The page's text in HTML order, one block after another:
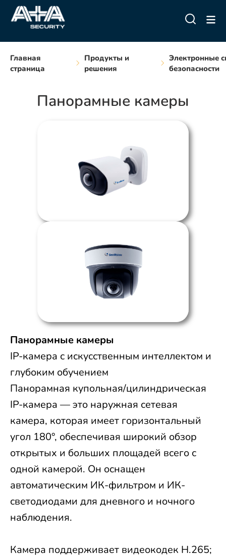
Главная
страница
Продукты и
решения
Электронные
безопасности
Панорамные камеры
Панорамные камеры
IP-камера с искусственным интеллектом и
глубоким обучением
Панорамная купольная/цилиндрическая
IP-камера — это наружная сетевая
камера, которая имеет горизонтальный
угол 180°, обеспечивая широкий обзор
открытых и больших площадей всего с
одной камерой. Он оснащен
автоматическим ИК-фильтром и ИК-
светодиодами для дневного и ночного
наблюдения.
Камера поддерживает видеокодек H.265;